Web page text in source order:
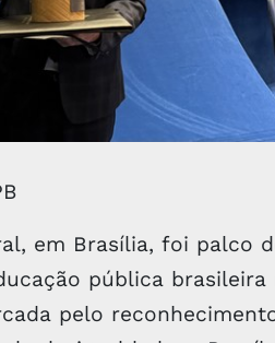
em Brasília, foi palco
pública
pelo